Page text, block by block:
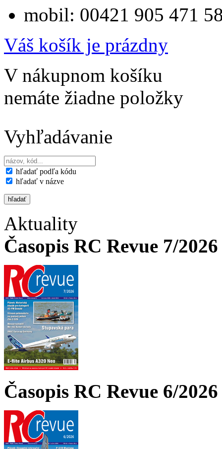
mobil: 00421 905 471
Váš košík je prázdny
V nákupnom košíku
nemáte žiadne položky
Vyhľadávanie
hľadať podľa kódu
hľadať v názve
Aktuality
Časopis RC Revue 7/
Časopis RC Revue 6/